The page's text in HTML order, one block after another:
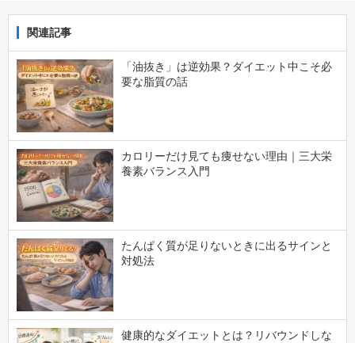
関連記事
「油抜き」は逆効果？ダイエット中こそ必
要な脂質の話
カロリーだけ見ても痩せない理由｜三大栄
養素バランス入門
たんぱく質が足りないときに出るサインと
対処法
健康的なダイエットとは？リバウンドしな